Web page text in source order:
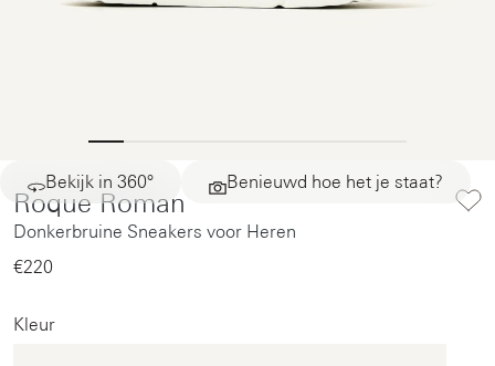
Bekijk in 360° Benieuwd hoe het je staat?
Roque Roman
Donkerbruine Sneakers voor Heren
€220‌
Kleur